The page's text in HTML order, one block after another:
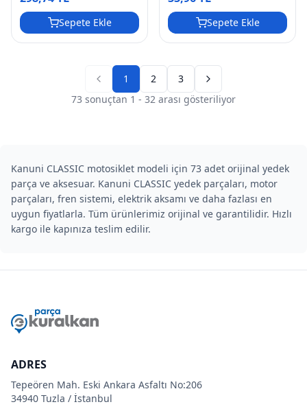
Sepete Ekle Sepete Ekle
Previous page
1 2 3
Next page
73 sonuçtan 1 - 32 arası gösteriliyor
Kanuni CLASSIC motosiklet modeli için 73 adet orijinal yedek
parça ve aksesuar. Kanuni CLASSIC yedek parçaları, motor
parçaları, fren sistemi, elektrik aksamı ve daha fazlası en
uygun fiyatlarla. Tüm ürünlerimiz orijinal ve garantilidir. Hızlı
kargo ile kapınıza teslim edilir.
ADRES
Tepeören Mah. Eski Ankara Asfaltı No:206
34940 Tuzla / İstanbul